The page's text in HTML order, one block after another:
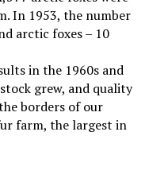
In 1953, the number
arctic foxes – 10
in the 1960s and
grew, and quality
borders of our
farm, the largest in